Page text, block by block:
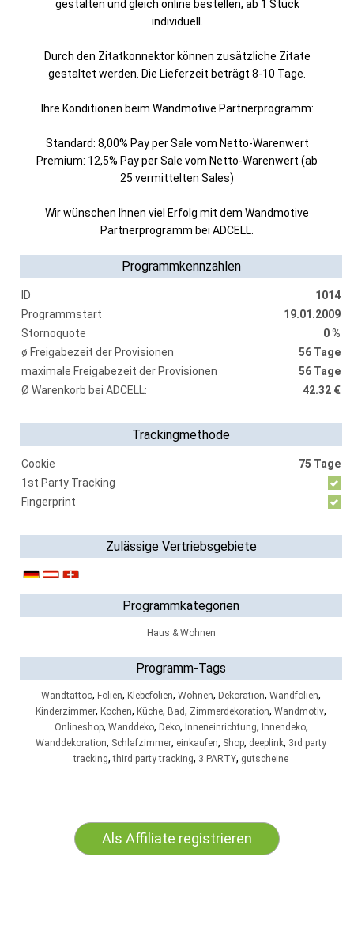
gestalten und gleich online bestellen, ab 1 Stück
individuell.
Durch den Zitatkonnektor können zusätzliche Zitate
gestaltet werden. Die Lieferzeit beträgt 8-10 Tage.
Ihre Konditionen beim Wandmotive Partnerprogramm:
Standard: 8,00% Pay per Sale vom Netto-Warenwert
Premium: 12,5% Pay per Sale vom Netto-Warenwert (ab
25 vermittelten Sales)
Wir wünschen Ihnen viel Erfolg mit dem Wandmotive
Partnerprogramm bei ADCELL.
Programmkennzahlen
ID
1014
Programmstart
19.01.2009
Stornoquote
0 %
ø Freigabezeit der Provisionen
56 Tage
maximale Freigabezeit der Provisionen
56 Tage
Ø Warenkorb bei ADCELL:
42.32 €
Trackingmethode
Cookie
75 Tage
1st Party Tracking
Fingerprint
Zulässige Vertriebsgebiete
Programmkategorien
Haus & Wohnen
Programm-Tags
Wandtattoo, Folien, Klebefolien, Wohnen, Dekoration, Wandfolien,
Kinderzimmer, Kochen, Küche, Bad, Zimmerdekoration, Wandmotiv,
Onlineshop, Wanddeko, Deko, Inneneinrichtung, Innendeko,
Wanddekoration, Schlafzimmer, einkaufen, Shop, deeplink, 3rd party
tracking,third party tracking, 3.PARTY, gutscheine
Als Affiliate registrieren